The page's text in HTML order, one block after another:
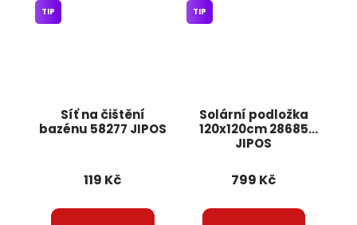
Síť na čištění
bazénu 58277 JIPOS
TIP
119 Kč
Solární podložka
120x120cm 28685
JIPOS
TIP
799 Kč